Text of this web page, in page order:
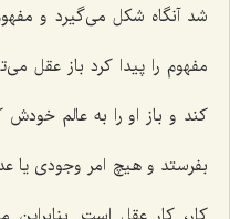
شد آنگاه شکل می‌گیرد و
مفهوم را پیدا کرد باز عقل
کند و باز او را به عالم
بفرستد و هیچ امر وجودی یا